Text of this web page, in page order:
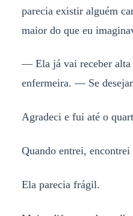
parecia existir alguém
maior do que eu
— Ela já vai receber
enfermeira. — Se
Agradeci e fui até o
Quando entrei,
Ela parecia frágil.